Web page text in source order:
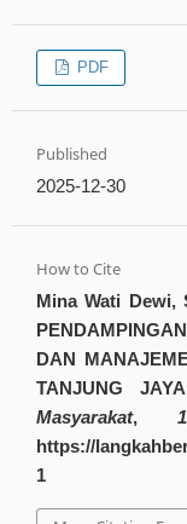
PDF
Published
2025-12-30
How to Cite
Mina Wati Dewi,
DAN
TANJUNG
Masyarakat, 1
https://
1